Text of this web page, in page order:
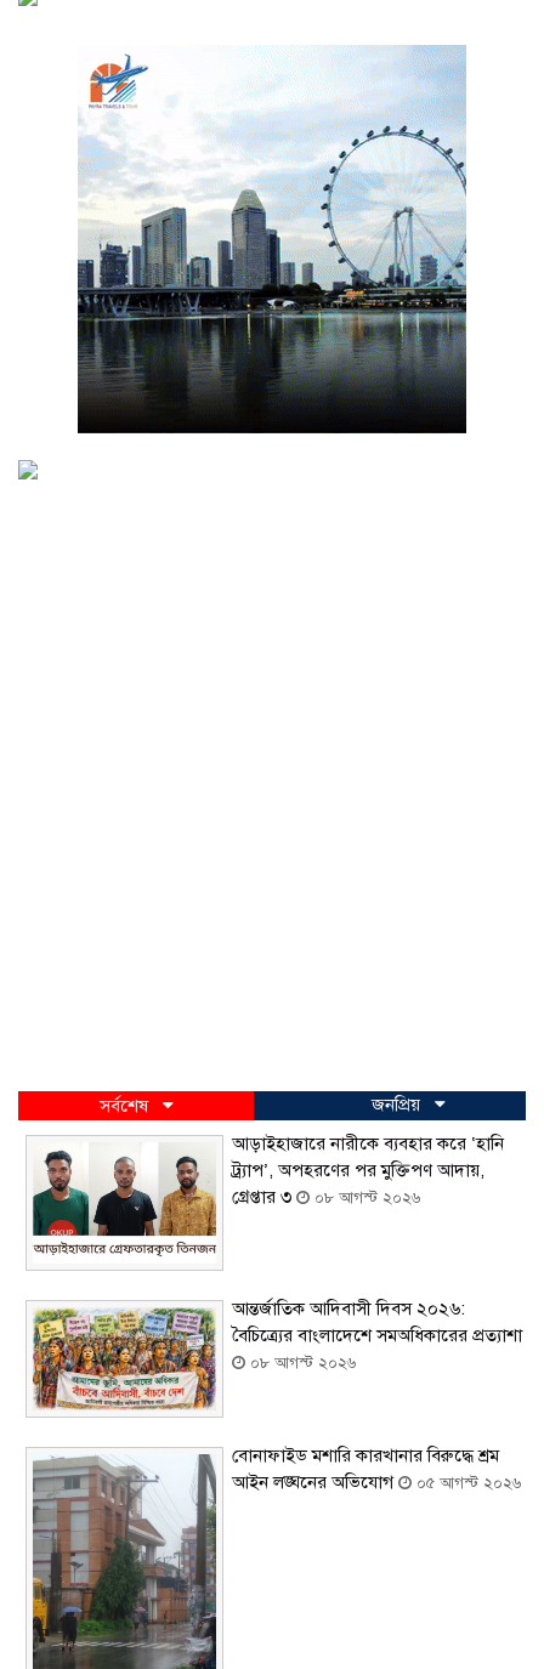
সর্বশেষ
জনপ্রিয়
আড়াইহাজারে নারীকে ব্যবহার করে ‘হানি
ট্র্যাপ’, অপহরণের পর মুক্তিপণ আদায়,
গ্রেপ্তার ৩
০৮ আগস্ট ২০২৬
আন্তর্জাতিক আদিবাসী দিবস ২০২৬:
বৈচিত্র্যের বাংলাদেশে সমঅধিকারের প্রত্যাশা
০৮ আগস্ট ২০২৬
বোনাফাইড মশারি কারখানার বিরুদ্ধে শ্রম
আইন লঙ্ঘনের অভিযোগ
০৫ আগস্ট ২০২৬